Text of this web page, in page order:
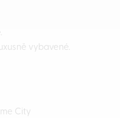
vybavené.
City